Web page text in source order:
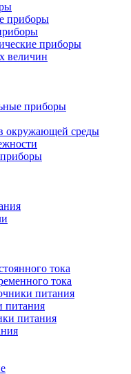
приборы
приборы
величин
приборы
окружающей среды
тока
тока
питания
питания
питания